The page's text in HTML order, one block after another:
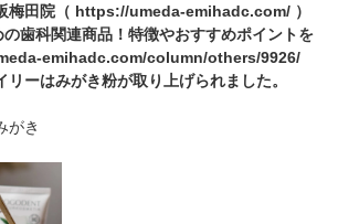
梅田院（ https://umeda-emihadc.com/ ）
歯科関連商品！特徴やおすすめポイントを
emihadc.com/column/others/9926/
リーはみがき粉が取り上げられました。
がき